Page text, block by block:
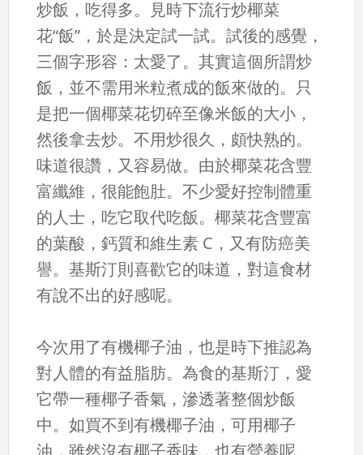
炒飯，吃得多。見時下流行炒椰菜
花“飯”，於是決定試一試。試後的感覺，
三個字形容：太愛了。其實這個所謂炒
飯，並不需用米粒煮成的飯來做的。只
是把一個椰菜花切碎至像米飯的大小，
然後拿去炒。不用炒很久，頗快熟的。
味道很讚，又容易做。由於椰菜花含豐
富纖維，很能飽肚。不少愛好控制體重
的人士，吃它取代吃飯。椰菜花含豐富
的葉酸，鈣質和維生素 C，又有防癌美
譽。基斯汀則喜歡它的味道，對這食材
有說不出的好感呢。
今次用了有機椰子油，也是時下推認為
對人體的有益脂肪。為食的基斯汀，愛
它帶一種椰子香氣，滲透著整個炒飯
中。如買不到有機椰子油，可用椰子
油，雖然沒有椰子香味，也有營養呢。